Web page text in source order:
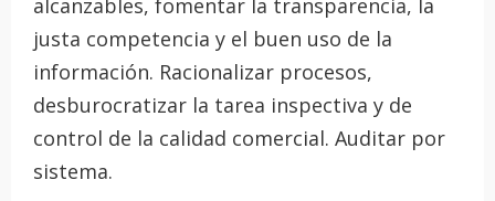
alcanzables, fomentar la transparencia, la
justa competencia y el buen uso de la
información. Racionalizar procesos,
desburocratizar la tarea inspectiva y de
control de la calidad comercial. Auditar por
sistema.